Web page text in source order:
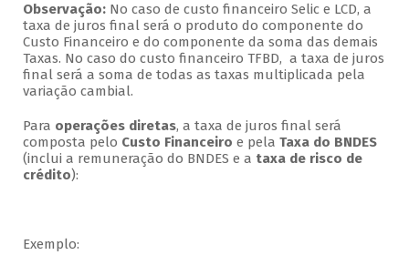
Observação:No caso de custo financeiro Selic e LCD, a
taxa de juros final será o produto do componente do
Custo Financeiro e do componente da soma das demais
Taxas. No caso do custo financeiro TFBD, a taxa de juros
final será a soma de todas as taxas multiplicada pela
variação cambial.
Para operações diretas, a taxa de juros final será
composta pelo Custo Financeiro e pela Taxa do BNDES
(inclui a remuneração do BNDES e a taxa de risco de
crédito):
Exemplo: